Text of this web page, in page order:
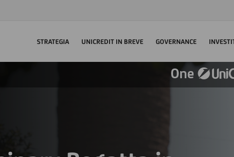
STRATEGIA UNICREDIT IN BREVE GOVERNANCE